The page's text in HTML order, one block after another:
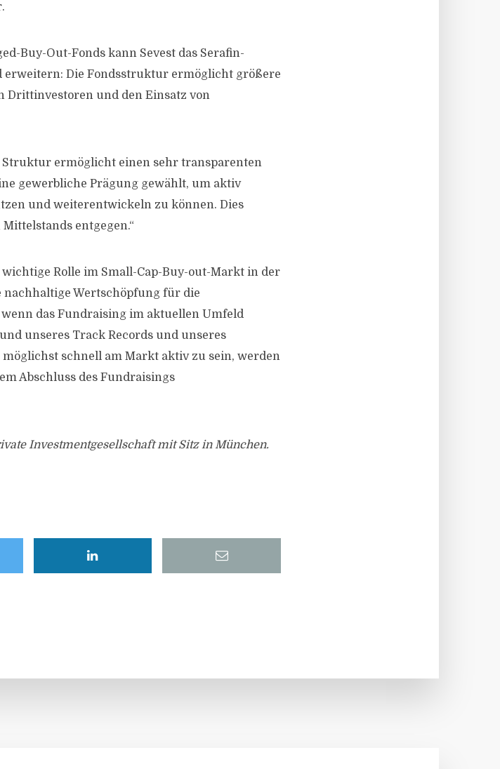
Buy-Out-Fonds kann Sevest das Serafin-
erweitern: Die Fondsstruktur ermöglicht größere
Drittinvestoren und den Einsatz von
Struktur ermöglicht einen sehr transparenten
gewerbliche Prägung gewählt, um aktiv
und weiterentwickeln zu können. Dies
entgegen.“
Rolle im Small-Cap-Buy-out-Markt in der
nachhaltige Wertschöpfung für die
das Fundraising im aktuellen Umfeld
unseres Track Records und unseres
schnell am Markt aktiv zu sein, werden
Abschluss des Fundraisings
Investmentgesellschaft mit Sitz in München.